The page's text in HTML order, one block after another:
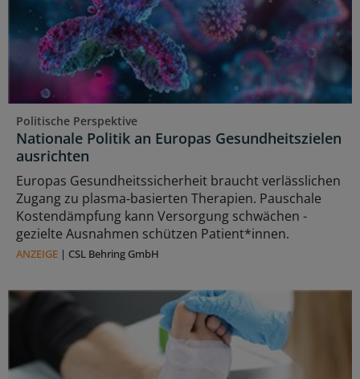
Politische Perspektive
Nationale Politik an Europas Gesundheitszielen
ausrichten
Europas Gesundheitssicherheit braucht verlässlichen
Zugang zu plasma‑basierten Therapien. Pauschale
Kostendämpfung kann Versorgung schwächen -
gezielte Ausnahmen schützen Patient*innen.
ANZEIGE | CSL Behring GmbH